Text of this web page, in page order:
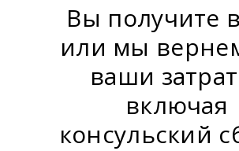
Вы получите
или мы
ваши
включая
консульский